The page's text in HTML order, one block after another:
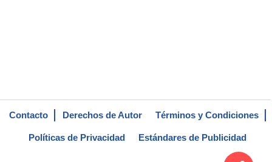
Contacto Derechos de Autor Términos y Condiciones
Políticas de Privacidad Estándares de Publicidad